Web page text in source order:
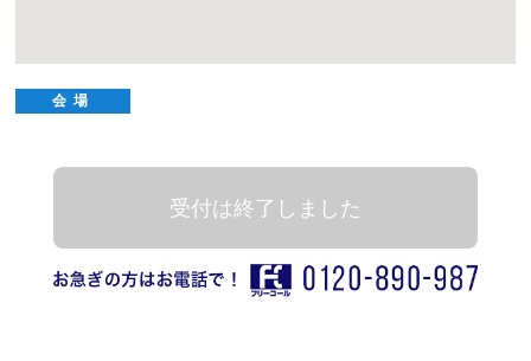
会場
受付は終了しました